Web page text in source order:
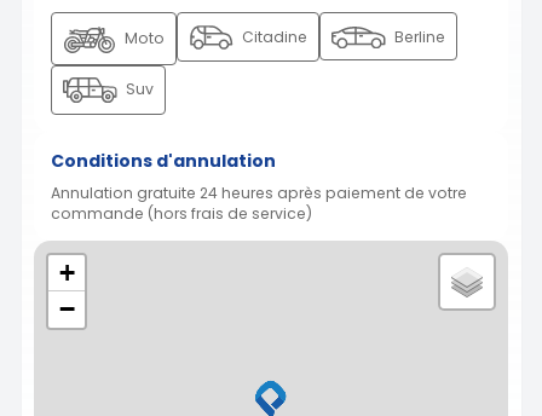
Moto Citadine Berline
Suv
Conditions d'annulation
Annulation gratuite 24 heures après paiement de votre
commande (hors frais de service)
+
−